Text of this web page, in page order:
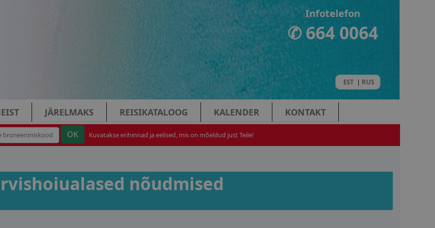
Infotelefon
✆ 664 0064
EST | RUS
JÄRELMAKS REISIKATALOOG KALENDER KONTAKT
Kuvatakse erihinnad ja eelised, mis on mõeldud just Teile!
nõudmised